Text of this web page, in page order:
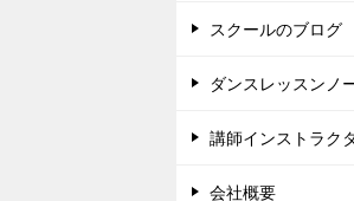
スクールのブログ
ダンスレッスンノ
講師インストラク
会社概要